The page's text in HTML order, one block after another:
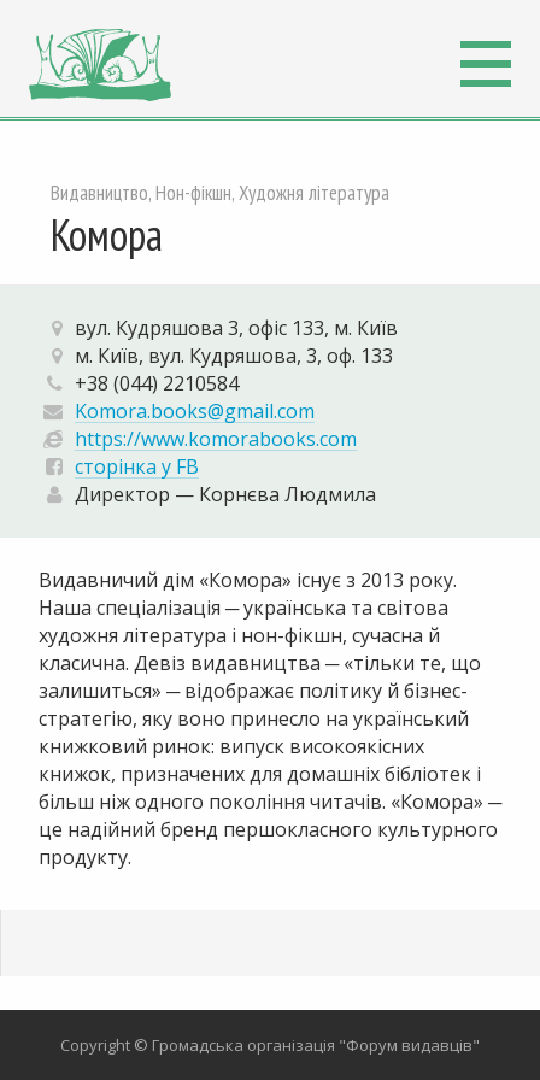
Видавництво, Нон-фікшн, Художня література
Комора
вул. Кудряшова 3, офіс 133, м. Київ
м. Київ, вул. Кудряшова, 3, оф. 133
+38 (044) 2210584
Komora.books@gmail.com
https://www.komorabooks.com
сторінка у FB
Директор — Корнєва Людмила
Видавничий дім «Комора» існує з 2013 року.
Наша спеціалізація ─ українська та світова
художня література і нон-фікшн, сучасна й
класична. Девіз видавництва ─ «тільки те, що
залишиться» ─ відображає політику й бізнес-
стратегію, яку воно принесло на український
книжковий ринок: випуск високоякісних
книжок, призначених для домашніх бібліотек і
більш ніж одного покоління читачів. «Комора» ─
це надійний бренд першокласного культурного
продукту.
Copyright © Громадська організація "Форум видавців"